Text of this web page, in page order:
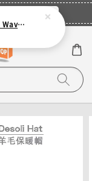
立即登入
【INCYLENCE】三鐵運動機能襪 Waves White